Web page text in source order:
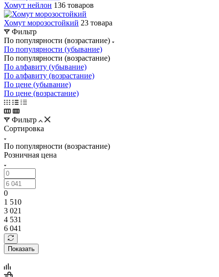
Хомут нейлон 136 товаров
Хомут морозостойкий 23 товара
Фильтр
По популярности (возрастание)
По популярности (убывание)
По популярности (возрастание)
По алфавиту (убывание)
По алфавиту (возрастание)
По цене (убывание)
По цене (возрастание)
Фильтр
Сортировка
По популярности (возрастание)
Розничная цена
0
1 510
3 021
4 531
6 041
Показать